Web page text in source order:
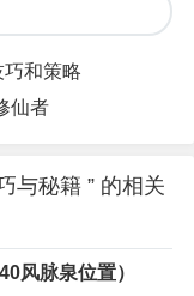
和策略
仙者
与秘籍 ” 的相关
风脉泉位置）